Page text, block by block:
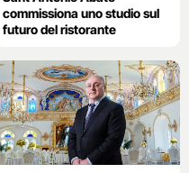
commissiona uno studio sul
futuro del ristorante